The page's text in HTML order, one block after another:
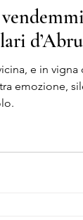
e in vigna
emozione,